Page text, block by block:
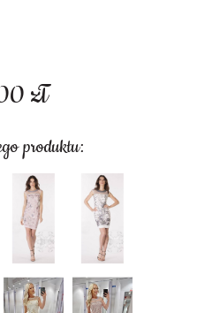
zł
produktu: